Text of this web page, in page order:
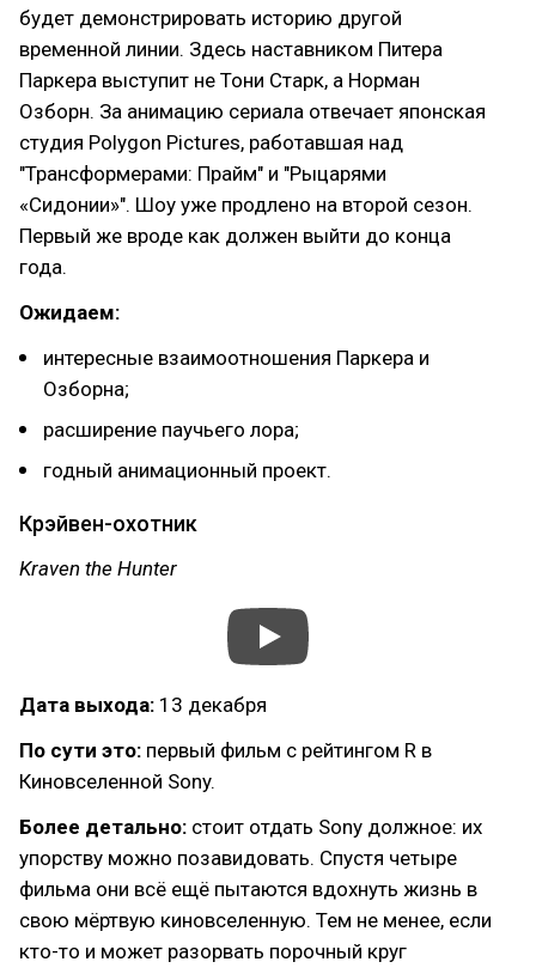
будет демонстрировать историю другой
временной линии. Здесь наставником Питера
Паркера выступит не Тони Старк, а Норман
Озборн. За анимацию сериала отвечает японская
студия Polygon Pictures, работавшая над
"Трансформерами: Прайм" и "Рыцарями
«Сидонии»". Шоу уже продлено на второй сезон.
Первый же вроде как должен выйти до конца
года.
Ожидаем:
интересные взаимоотношения Паркера и
Озборна;
расширение паучьего лора;
годный анимационный проект.
Крэйвен-охотник
Kraven the Hunter
Дата выхода: 13 декабря
По сути это: первый фильм с рейтингом R в
Киновселенной Sony.
Более детально: стоит отдать Sony должное: их
упорству можно позавидовать. Спустя четыре
фильма они всё ещё пытаются вдохнуть жизнь в
свою мёртвую киновселенную. Тем не менее, если
кто-то и может разорвать порочный круг